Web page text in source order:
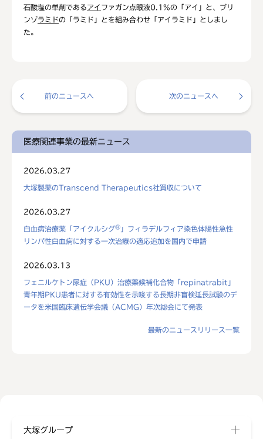
石酸塩の単剤であるアイ ファガン点眼液0.1%の「アイ」と、ブリ
ンゾラミドの「ラミド」とを組み合わせ「アイラミド」としまし
た。
前のニュースへ 次のニュースへ
医療関連事業の最新ニュース
2026.03.27
大塚製薬のTranscend Therapeutics社買収について
2026.03.27
白血病治療薬「アイクルシグ® 」フィラデルフィア染色体陽性急性
リンパ性白血病に対する一次治療の適応追加を国内で申請
2026.03.13
フェニルケトン尿症（PKU）治療薬候補化合物「repinatrabit」
青年期PKU患者に対する有効性を示唆する長期非盲検延長試験のデ
ータを米国臨床遺伝学会議（ACMG）年次総会にて発表
最新のニュースリリース一覧
大塚グループ